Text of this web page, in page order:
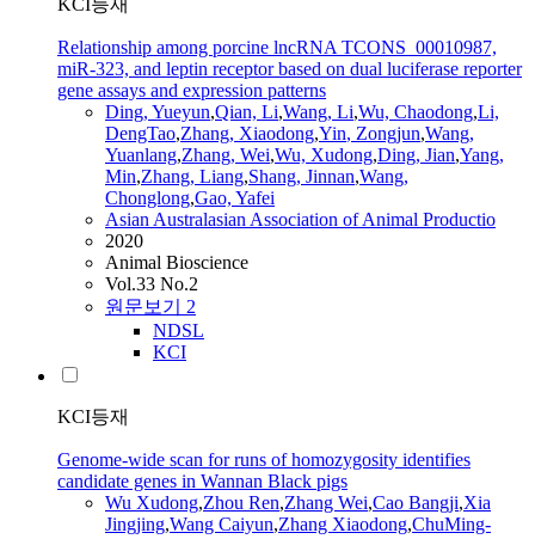
KCI등재
Relationship among porcine lncRNA TCONS_00010987,
miR-323, and leptin receptor based on dual luciferase reporter
gene assays and expression patterns
Ding, Yueyun,Qian, Li,Wang, Li,Wu, Chaodong,Li,
DengTao,Zhang, Xiaodong,Yin, Zongjun,Wang,
Yuanlang,Zhang, Wei,Wu, Xudong,Ding, Jian,Yang,
Min,Zhang, Liang,Shang, Jinnan,Wang,
Chonglong,Gao, Yafei
Asian Australasian Association of Animal Productio
2020
Animal Bioscience
Vol.33 No.2
원문보기 2
NDSL
KCI
KCI등재
Genome-wide scan for runs of homozygosity identifies
candidate genes in Wannan Black pigs
Wu Xudong,Zhou Ren,Zhang Wei,Cao Bangji,Xia
Jingjing,Wang Caiyun,Zhang Xiaodong,ChuMing-